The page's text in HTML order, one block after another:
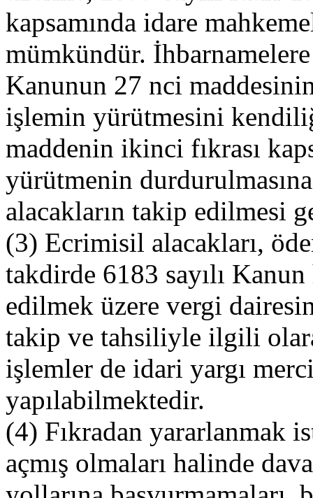
kapsamında idare
mümkündür. İhbarnamelere
Kanunun 27 nci
işlemin yürütmesini
maddenin ikinci fıkrası
yürütmenin
alacakların takip edilmesi
(3) Ecrimisil alacakları,
takdirde 6183 sayılı
edilmek üzere vergi
takip ve tahsiliyle ilgili
işlemler de idari yargı
yapılabilmektedir.
(4) Fıkradan yararlanmak
açmış olmaları halinde